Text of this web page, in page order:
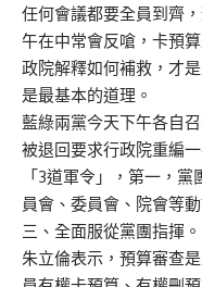
任何會議都要全員到齊
午在中常會反嗆，卡預
政院解釋如何補救，才
是最基本的道理。
藍綠兩黨今天下午各自
被退回要求行政院重編
「3道軍令」，第一，
員會、委員會、院會等
三、全面服從黨團指揮。
朱立倫表示，預算審查